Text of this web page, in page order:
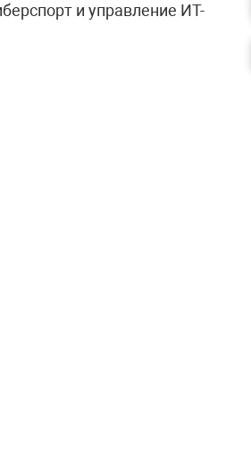
и управление ИТ-